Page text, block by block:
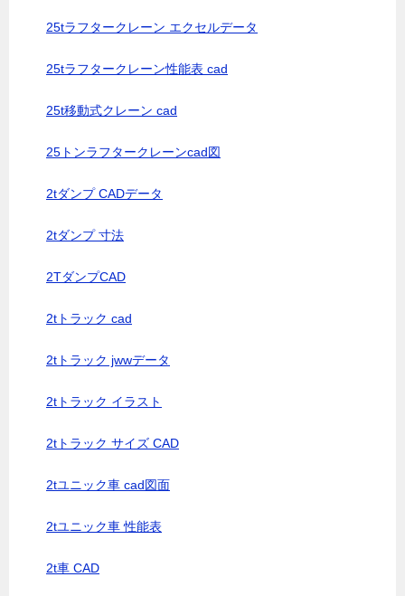
25tラフタークレーン エクセルデータ
25tラフタークレーン性能表 cad
25t移動式クレーン cad
25トンラフタークレーンcad図
2tダンプ CADデータ
2tダンプ 寸法
2TダンプCAD
2tトラック cad
2tトラック jwwデータ
2tトラック イラスト
2tトラック サイズ CAD
2tユニック車 cad図面
2tユニック車 性能表
2t車 CAD